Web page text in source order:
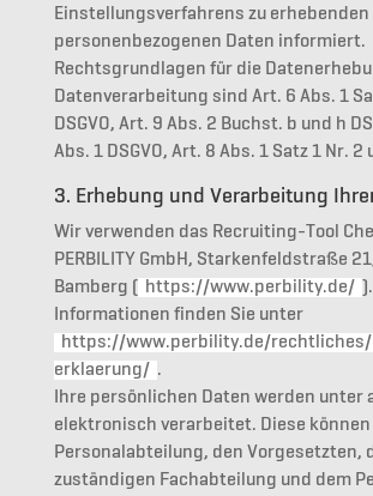
Einstellungsverfahrens zu erhebenden
personenbezogenen Daten informiert.
Rechtsgrundlagen für die
Datenverarbeitung sind Art. 6 Abs. 1
DSGVO, Art. 9 Abs. 2 Buchst. b und h
Abs. 1 DSGVO, Art. 8 Abs. 1 Satz 1 Nr. 2
3. Erhebung und Verarbeitung
Wir verwenden das Recruiting-Tool
PERBILITY GmbH, Starkenfeldstraße
Bamberg ( https://www.perbility.de/
Informationen finden Sie unter
https://www.perbility.de/
erklaerung/ .
Ihre persönlichen Daten werden unter
elektronisch verarbeitet. Diese können
Personalabteilung, den Vorgesetzten,
zuständigen Fachabteilung und dem